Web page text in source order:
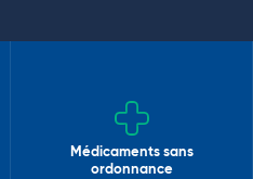
Médicaments sans
ordonnance